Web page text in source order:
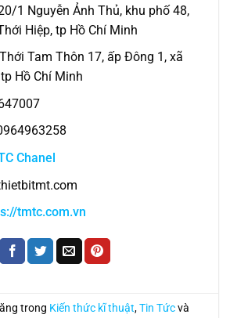
1 Nguyễn Ảnh Thủ, khu phố 48,
Hiệp, tp Hồ Chí Minh
Tam Thôn 17, ấp Đông 1, xã
Hồ Chí Minh
Chanel
tmtc.com.vn
trong Kiến thức kĩ thuật,Tin Tứcvà